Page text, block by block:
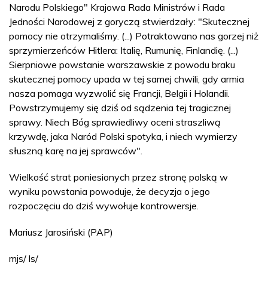
Narodu Polskiego" Krajowa Rada Ministrów i Rada
Jedności Narodowej z goryczą stwierdzały: "Skutecznej
pomocy nie otrzymaliśmy. (...) Potraktowano nas gorzej niż
sprzymierzeńców Hitlera: Italię, Rumunię, Finlandię. (...)
Sierpniowe powstanie warszawskie z powodu braku
skutecznej pomocy upada w tej samej chwili, gdy armia
nasza pomaga wyzwolić się Francji, Belgii i Holandii.
Powstrzymujemy się dziś od sądzenia tej tragicznej
sprawy. Niech Bóg sprawiedliwy oceni straszliwą
krzywdę, jaka Naród Polski spotyka, i niech wymierzy
słuszną karę na jej sprawców".
Wielkość strat poniesionych przez stronę polską w
wyniku powstania powoduje, że decyzja o jego
rozpoczęciu do dziś wywołuje kontrowersje.
Mariusz Jarosiński (PAP)
mjs/ ls/